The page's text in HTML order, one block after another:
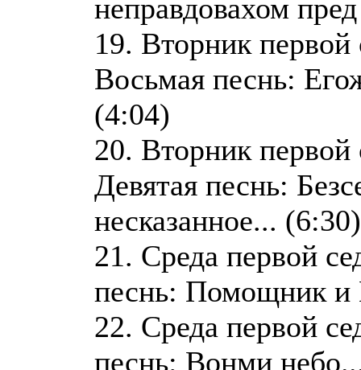
неправдовахом
19. Вторник
Восьмая песнь:
(4:04)
20. Вторник
Девятая песнь:
несказанное... (6:30)
21. Среда первой
песнь: Помощник и
22. Среда первой
песнь: Вонми